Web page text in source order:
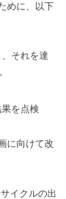
めに、以下
それを達
を点検
に向けて改
イクルの出